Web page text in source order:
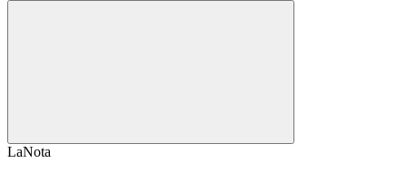
LaNota